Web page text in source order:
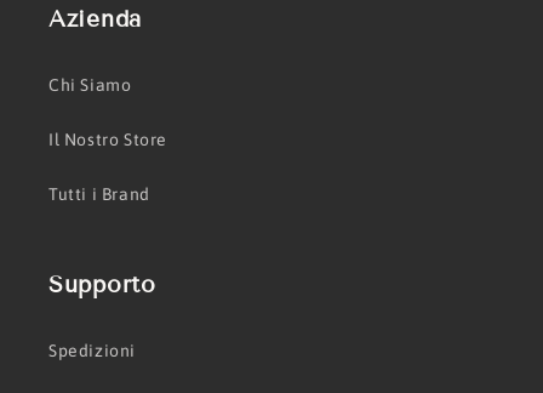
Azienda
Chi Siamo
Il Nostro Store
Tutti i Brand
Supporto
Spedizioni